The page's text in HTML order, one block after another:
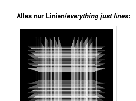
Alles nur Linien/everything just lines: